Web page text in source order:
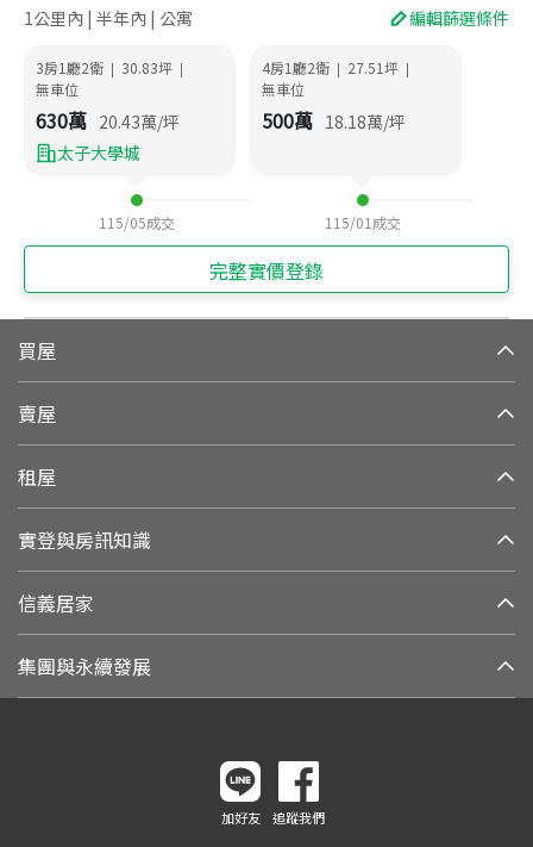
1公里內 | 半年內 | 公寓 編輯篩選條件
3房1廳2衛 | 30.83坪 |
無車位
630萬 20.43萬/坪
太子大學城
115/05成交
4房1廳2衛 | 27.51坪 |
無車位
500萬 18.18萬/坪
115/01 成交
完整實價登錄
買屋
賣屋
租屋
實登與房訊知識
信義居家
集團與永續發展
加好友 追蹤我們